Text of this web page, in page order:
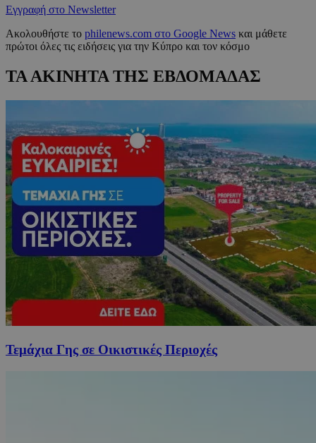
Εγγραφή στο Newsletter
Ακολουθήστε το philenews.com στο Google News και μάθετε
πρώτοι όλες τις ειδήσεις για την Κύπρο και τον κόσμο
ΤΑ ΑΚΙΝΗΤΑ ΤΗΣ ΕΒΔΟΜΑΔΑΣ
Τεμάχια Γης σε Οικιστικές Περιοχές